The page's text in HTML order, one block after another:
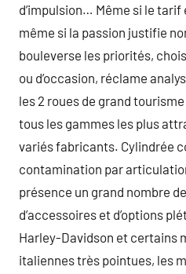
d’impulsion… Même si le
même si la passion justifie
bouleverse les priorités,
ou d’occasion, réclame
les 2 roues de grand
tous les gammes les plus
variés fabricants. Cylindrée
contamination par
présence un grand nombre
d’accessoires et d’options
Harley-Davidson et certains
italiennes très pointues, les